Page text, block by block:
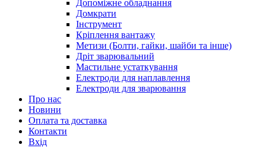
Допоміжне обладнання
Домкрати
Інструмент
Кріплення вантажу
Метизи (Болти, гайки, шайби та інше)
Дріт зварювальний
Мастильне устаткування
Електроди для наплавлення
Електроди для зварювання
Про нас
Новини
Оплата та доставка
Контакти
Вхiд